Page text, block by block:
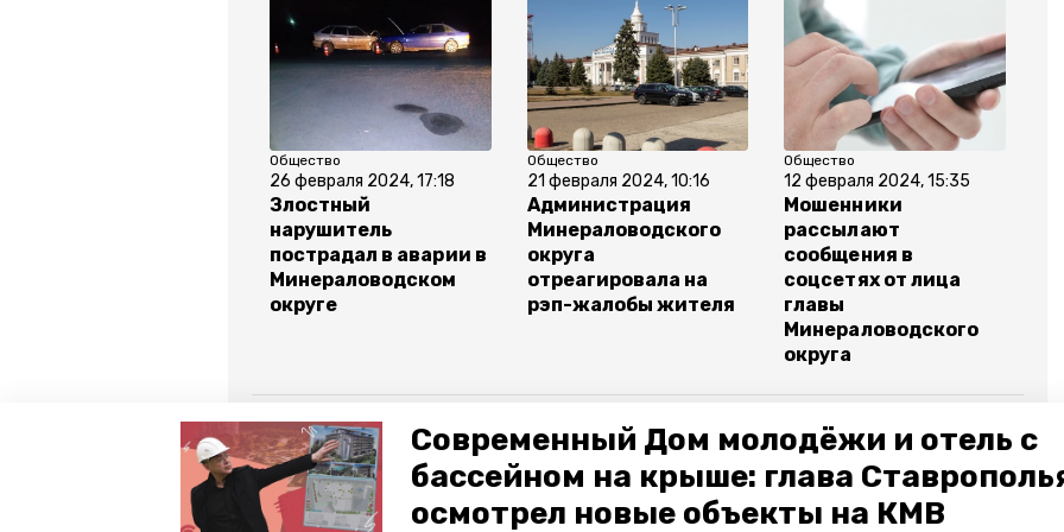
Современный Дом молодёжи и отель с
бассейном на крыше: глава
осмотрел новые объекты на КМВ
Общество
26 февраля 2024, 17:18
Злостный
нарушитель
пострадал в аварии в
Минераловодском
округе
Общество
21 февраля 2024, 10:16
Администрация
Минераловодского
округа
отреагировала на
рэп-жалобы жителя
Общество
12 февраля 2024, 15:35
Мошенники
рассылают
сообщения в
соцсетях от лица
главы
Минераловодского
округа
Все новости
минераловодский муниципальный округ ставропольский край контрабанда